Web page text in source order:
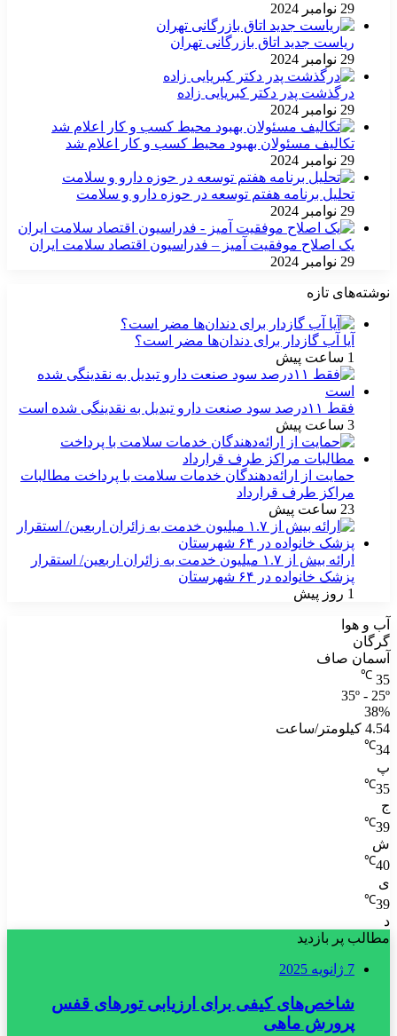
29 نوامبر 2024
ریاست جدید اتاق بازرگانی تهران
29 نوامبر 2024
درگذشت پدر دکتر کبریایی زاده
29 نوامبر 2024
تکالیف مسئولان بهبود محیط کسب و کار اعلام شد
29 نوامبر 2024
تحلیل برنامه هفتم توسعه در حوزه دارو و سلامت
29 نوامبر 2024
یک اصلاح موفقیت آمیز – فدراسیون اقتصاد سلامت ایران
29 نوامبر 2024
نوشته‌های تازه
آیا آب گازدار برای دندان‌ها مضر است؟
1 ساعت پیش
فقط ۱۱‌درصد سود صنعت دارو تبدیل به نقدینگی شده است
3 ساعت پیش
حمایت از ارائه‌دهندگان خدمات سلامت با پرداخت مطالبات
مراکز طرف قرارداد
23 ساعت پیش
ارائه بیش از ۱.۷ میلیون خدمت به زائران اربعین/ استقرار
پزشک خانواده در ۶۴ شهرستان
1 روز پیش
آب و هوا
گرگان
آسمان صاف
35
℃
35º - 25º
38%
4.54 کیلومتر/ساعت
34
℃
پ
35
℃
ج
39
℃
ش
40
℃
ی
39
℃
د
مطالب پر بازدید
7 ژانویه 2025
شاخص‌های کیفی برای ارزیابی تورهای قفس
پرورش ماهی